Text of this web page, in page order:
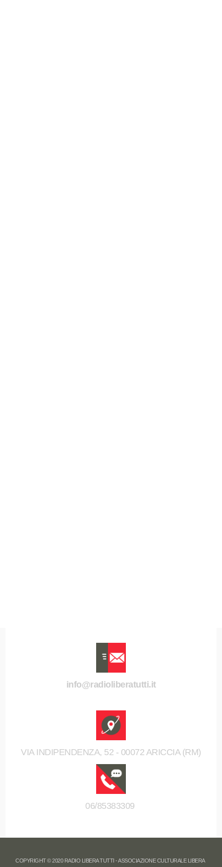
info@radioliberatutti.it
VIA INDIPENDENZA, 52 - 00072 ARICCIA (RM)
06/85383309
COPYRIGHT © 2020 RADIO LIBERA TUTTI - ASSOCIAZIONE CULTURALE LIBERA